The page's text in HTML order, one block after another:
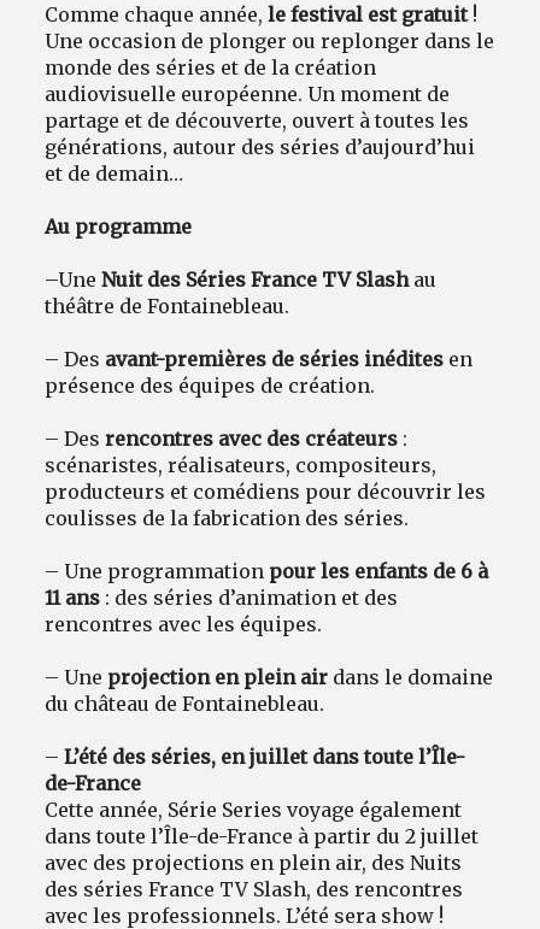
Comme chaque année,le festival est gratuit!
Une occasion de plonger ou replonger dans le
monde des séries et de la création
audiovisuelle européenne. Un moment de
partage et de découverte, ouvert à toutes les
générations, autour des séries d’aujourd’hui
et de demain…
Au programme
–Une Nuit des Séries France TV Slash au
théâtre de Fontainebleau.
– Des avant-premières de séries inédites en
présence des équipes de création.
– Desrencontres avec des créateurs :
scénaristes, réalisateurs, compositeurs,
producteurs et comédiens pour découvrir les
coulisses de la fabrication des séries.
– Une programmation pour les enfants de 6 à
11 ans : des séries d’animation et des
rencontres avec les équipes.
– Une projection en plein air dans le domaine
du château de Fontainebleau.
–L’été des séries, en juillet dans toute l’Île-
de-France
Cette année, Série Series voyage également
dans toute l’Île-de-France à partir du 2 juillet
avec des projections en plein air, des Nuits
des séries France TV Slash, des rencontres
avec les professionnels. L’été sera show !